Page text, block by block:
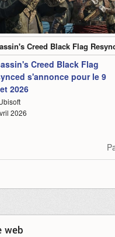
Creed Black Flag
Creed Black Flag
s'annonce pour le 9
2026
2026
web